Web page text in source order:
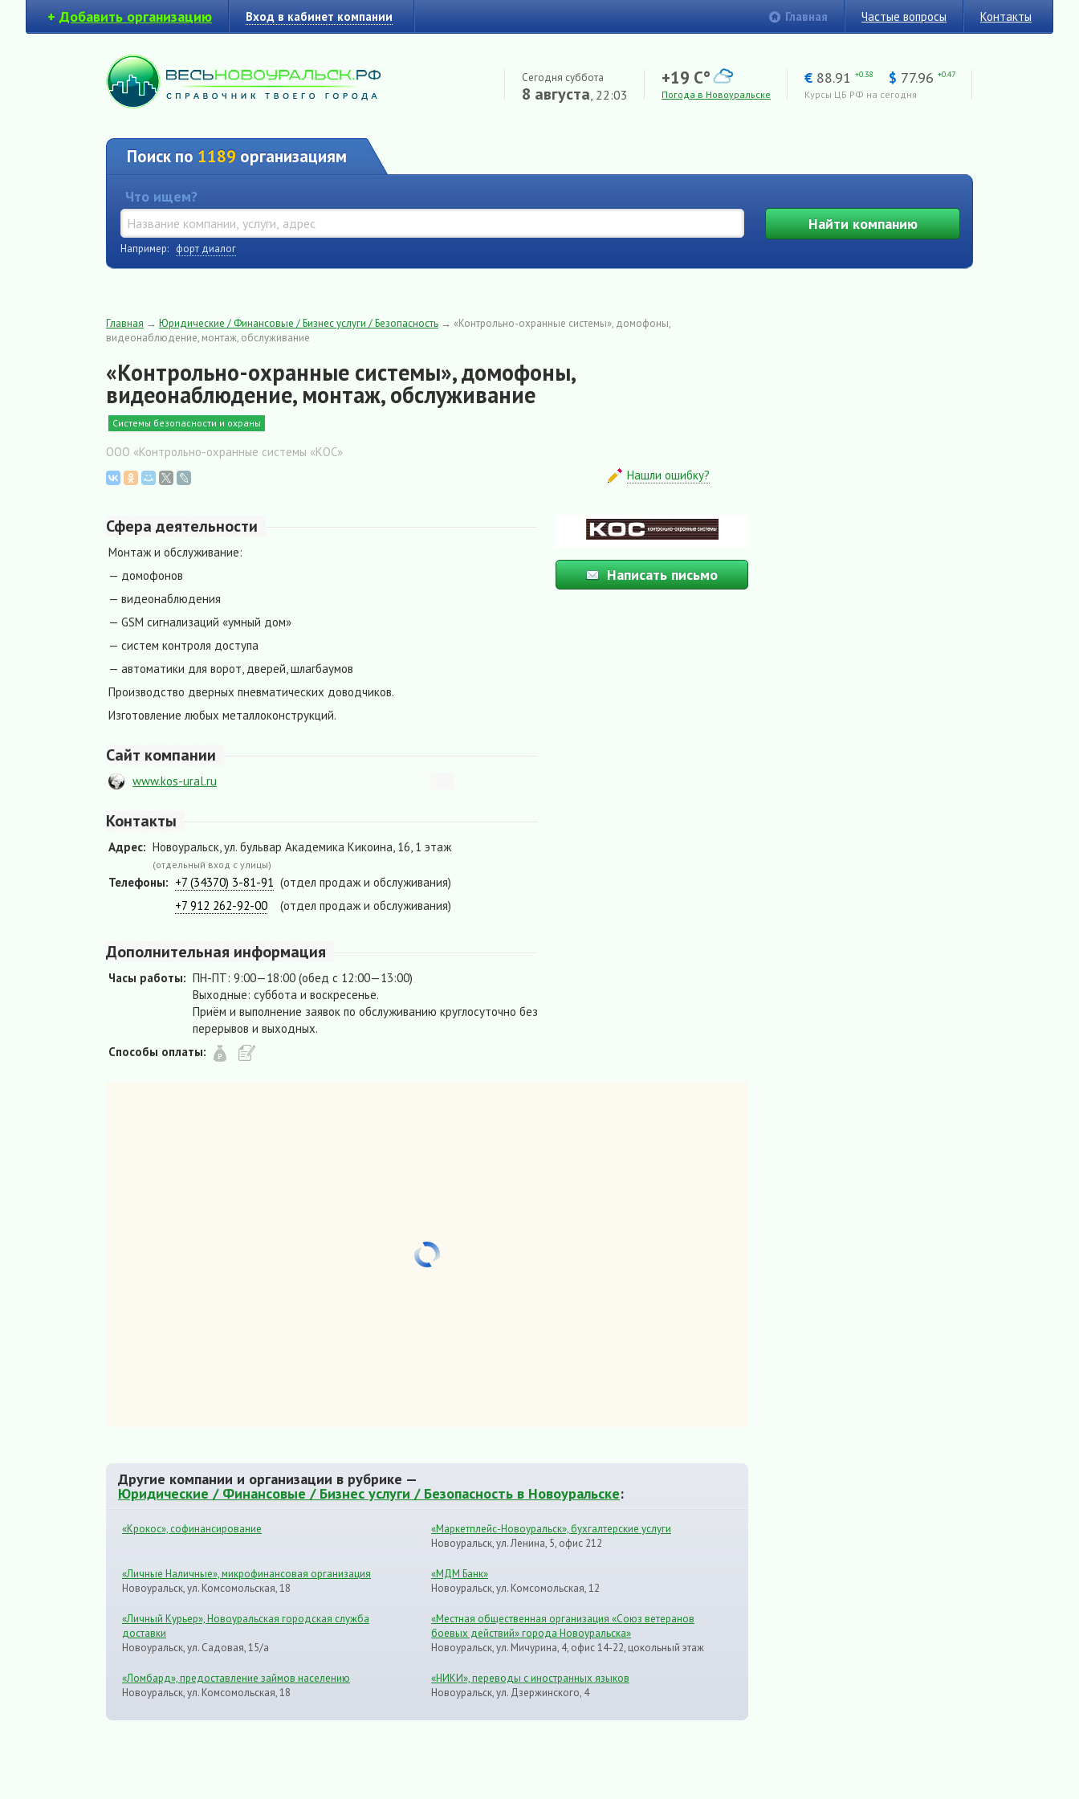
+ Добавить организацию Вход в кабинет компании Главная Частые вопросы Контакты
Сегодня суббота
8 августа, 22:03
+19 C°
Погода в Новоуральске
€ 88.91 +0.38 $ 77.96 +0.47
Курсы ЦБ РФ на сегодня
Поиск по 1189 организациям
Что ищем?
Найтикомпанию
Например: форт диалог
Главная → Юридические / Финансовые / Бизнес услуги / Безопасность → «Контрольно-охранные системы», домофоны,
видеонаблюдение, монтаж, обслуживание
«Контрольно-охранные системы», домофоны,
видеонаблюдение, монтаж, обслуживание
Системы безопасности и охраны
ООО «Контрольно-охранные системы «КОС»
Нашли ошибку?
Сфера деятельности
Монтаж и обслуживание:
— домофонов
— видеонаблюдения
— GSM сигнализаций «умный дом»
— систем контроля доступа
— автоматики для ворот, дверей, шлагбаумов
Производство дверных пневматических доводчиков.
Изготовление любых металлоконструкций.
Сайт компании
www.kos-ural.ru
Контакты
Адрес: Новоуральск, ул. бульвар Академика Кикоина, 16, 1 этаж
(отдельный вход с улицы)
Телефоны: +7 (34370) 3-81-91 (отдел продаж и обслуживания)
+7 912 262-92-00
(отдел продаж и обслуживания)
Дополнительная информация
Часы работы: ПН-ПТ: 9:00—18:00 (обед с 12:00—13:00)
Выходные: суббота и воскресенье.
Приём и выполнение заявок по обслуживанию круглосуточно без
перерывов и выходных.
Способы оплаты:
Написать письмо
Другие компании и организации в рубрике —
Юридические / Финансовые / Бизнес услуги / Безопасность в Новоуральске:
«Крокос», софинансирование
«Маркетплейс-Новоуральск», бухгалтерские услуги
Новоуральск, ул. Ленина, 5, офис 212
«Личные Наличные», микрофинансовая организация
Новоуральск, ул. Комсомольская, 18
«МДМ Банк»
Новоуральск, ул. Комсомольская, 12
«Личный Курьер», Новоуральская городская служба
доставки
Новоуральск, ул. Садовая, 15/а
«Местная общественная организация «Союз ветеранов
боевых действий» города Новоуральска»
Новоуральск, ул. Мичурина, 4, офис 14-22, цокольный этаж
«Ломбард», предоставление займов населению
Новоуральск, ул. Комсомольская, 18
«НИКИ», переводы с иностранных языков
Новоуральск, ул. Дзержинского, 4